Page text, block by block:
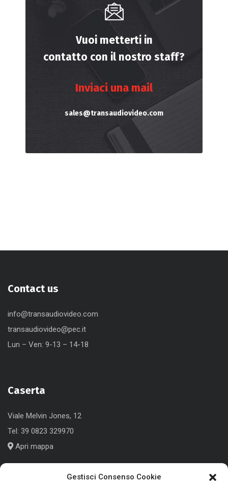
Gestisci Consenso Cookie
Vuoi metterti in
contatto con il nostro staff?
Inviaci una mail
sales@transaudiovideo.com
Contact us
info@transaudiovideo.com
transaudiovideo@pec.it
Lun – Ven: 9-13 – 14-18
Caserta
Viale Melvin Jones, 12
Tel: 39 0823 329970
Apri mappa